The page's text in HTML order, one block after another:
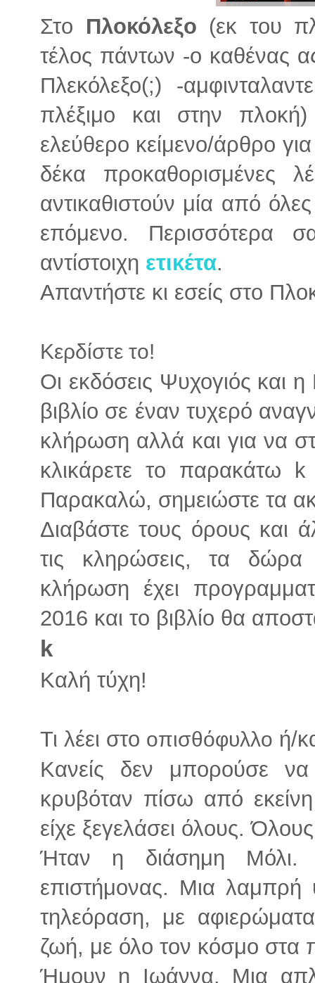
Στο Πλοκόλεξο (εκ του
τέλος πάντων -ο καθένας
Πλεκόλεξο(;) -
πλέξιμο και στην
ελεύθερο κείμενο/άρθρο
δέκα προκαθορισμένες
αντικαθιστούν μία από
επόμενο. Περισσότερα
αντίστοιχη ετικέτα.
Απαντήστε κι εσείς στο
Κερδίστε το!
Οι εκδόσεις Ψυχογιός και
βιβλίο σε έναν τυχερό
κλήρωση αλλά και για να
κλικάρετε το παρακάτω
Παρακαλώ, σημειώστε τα
Διαβάστε τους όρους και
τις κληρώσεις, τα
κλήρωση έχει
2016 και το βιβλίο θα
k
Καλή τύχη!
Τι λέει στο οπισθόφυλλο ή/
Κανείς δεν μπορούσε
κρυβόταν πίσω από
είχε ξεγελάσει όλους.
Ήταν η διάσημη Μόλι.
επιστήμονας. Μια
τηλεόραση, με
ζωή, με όλο τον κόσμο στα
Ήμουν η Ιωάννα. Μια